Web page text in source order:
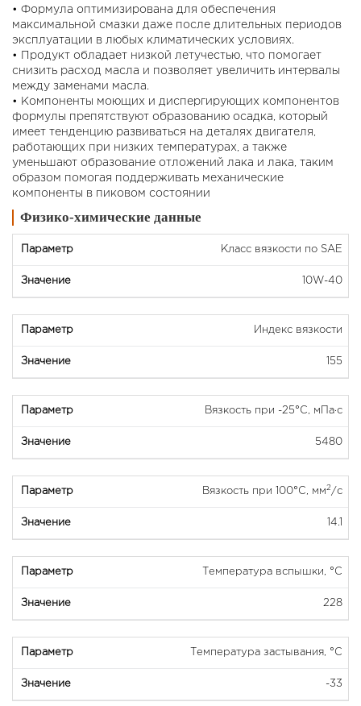
• Формула оптимизирована для обеспечения
максимальной смазки даже после длительных периодов
эксплуатации в любых климатических условиях.
• Продукт обладает низкой летучестью, что помогает
снизить расход масла и позволяет увеличить интервалы
между заменами масла.
• Компоненты моющих и диспергирующих компонентов
формулы препятствуют образованию осадка, который
имеет тенденцию развиваться на деталях двигателя,
работающих при низких температурах, а также
уменьшают образование отложений лака и лака, таким
образом помогая поддерживать механические
компоненты в пиковом состоянии
Физико-химические данные
Класс вязкости по SAE
10W-40
Индекс вязкости
155
Вязкость при -25°С, мПа·с
5480
Вязкость при 100°С, мм2 /с
14.1
Температура вспышки, °C
228
Температура застывания, °C
-33